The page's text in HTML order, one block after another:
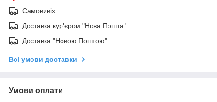
Самовивіз
Доставка кур'єром "Нова Пошта"
Доставка "Новою Поштою"
Всі умови доставки
Умови оплати